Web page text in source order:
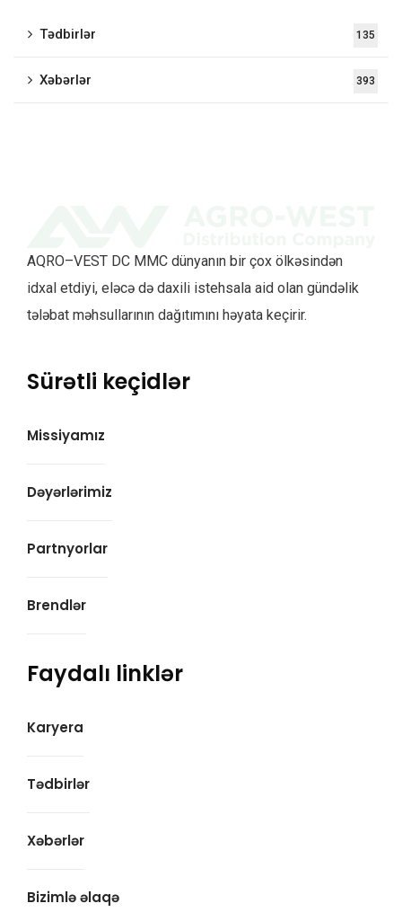
Tədbirlər 135
Xəbərlər 393
AQRO–VEST DC MMC dünyanın bir çox ölkəsindən
idxal etdiyi, eləcə də daxili istehsala aid olan gündəlik
tələbat məhsullarının dağıtımını həyata keçirir.
Sürətli keçidlər
Missiyamız
Dəyərlərimiz
Partnyorlar
Brendlər
Faydalı linklər
Karyera
Tədbirlər
Xəbərlər
Bizimlə əlaqə